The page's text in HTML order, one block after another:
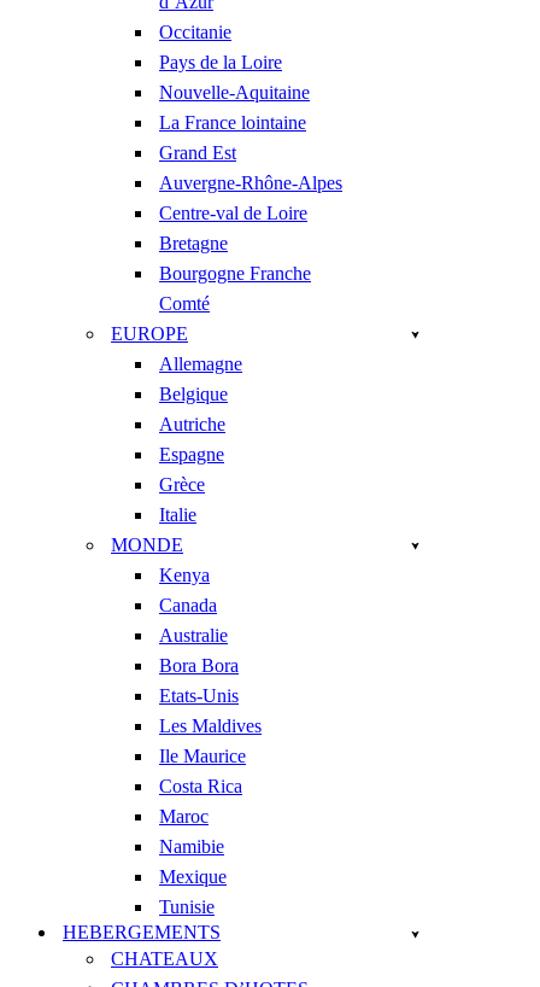
Occitanie
Pays de la Loire
Nouvelle-Aquitaine
La France lointaine
Grand Est
Auvergne-Rhône-Alpes
Centre-val de Loire
Bretagne
Bourgogne Franche
Comté
EUROPE
Allemagne
Belgique
Autriche
Espagne
Grèce
Italie
MONDE
Kenya
Canada
Australie
Bora Bora
Etats-Unis
Les Maldives
Ile Maurice
Costa Rica
Maroc
Namibie
Mexique
Tunisie
HEBERGEMENTS
CHATEAUX